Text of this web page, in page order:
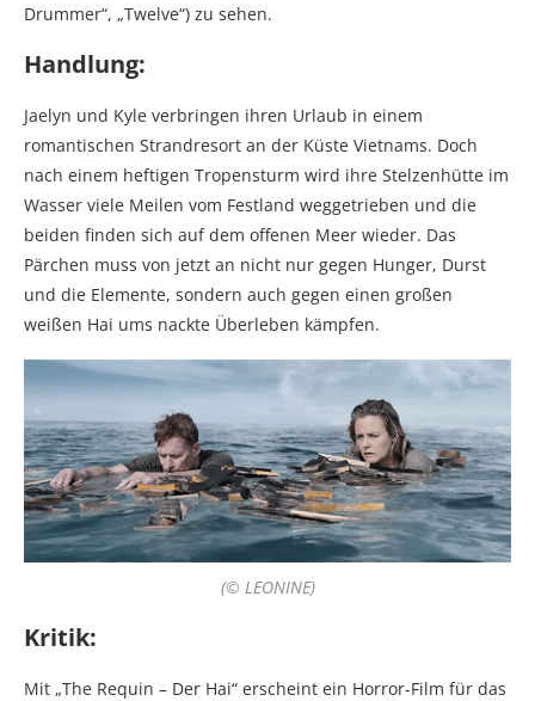
Drummer“, „Twelve“) zu sehen.
Handlung:
Jaelyn und Kyle verbringen ihren Urlaub in einem
romantischen Strandresort an der Küste Vietnams. Doch
nach einem heftigen Tropensturm wird ihre Stelzenhütte im
Wasser viele Meilen vom Festland weggetrieben und die
beiden finden sich auf dem offenen Meer wieder. Das
Pärchen muss von jetzt an nicht nur gegen Hunger, Durst
und die Elemente, sondern auch gegen einen großen
weißen Hai ums nackte Überleben kämpfen.
(© LEONINE)
Kritik:
Mit „The Requin – Der Hai“ erscheint ein Horror-Film für das